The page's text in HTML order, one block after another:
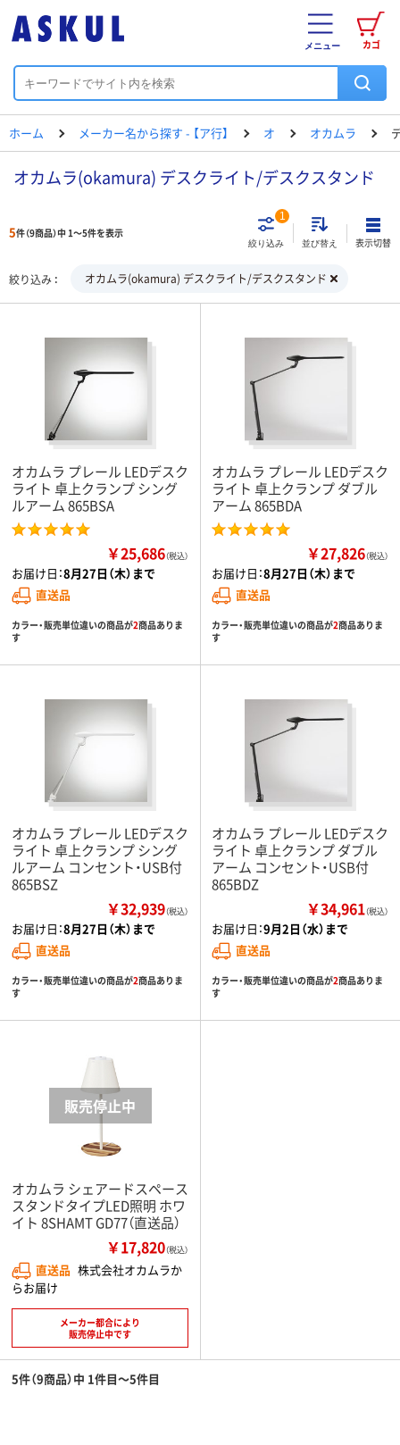
カゴ
メニュー
ホーム メーカー名から探す - 【ア行】 オ オカムラ
オカムラ(okamura) デスクライト/デスクスタンド
5件（9商品）中 1～5件を表示
絞り込み
1
並び替え 表示切替
絞り込み オカムラ(okamura) デスクライト/デスクスタンド
オカムラ プレール LEDデスク
ライト 卓上クランプ シング
ルアーム 865BSA
￥25,686（税込）
お届け日：8月27日（木）まで
直送品
カラー・販売単位違いの商品が2商品ありま
す
オカムラ プレール LEDデスク
ライト 卓上クランプ ダブル
アーム 865BDA
￥27,826（税込）
お届け日：8月27日（木）まで
直送品
カラー・販売単位違いの商品が2商品ありま
す
オカムラ プレール LEDデスク
ライト 卓上クランプ シング
ルアーム コンセント・USB付
865BSZ
￥32,939（税込）
お届け日：8月27日（木）まで
直送品
カラー・販売単位違いの商品が2商品ありま
す
オカムラ プレール LEDデスク
ライト 卓上クランプ ダブル
アーム コンセント・USB付
865BDZ
￥34,961（税込）
お届け日：9月2日（水）まで
直送品
カラー・販売単位違いの商品が2商品ありま
す
オカムラ シェアードスペース
スタンドタイプLED照明 ホワ
イト 8SHAMT GD77（直送品）
￥17,820（税込）
直送品 株式会社オカムラか
らお届け
メーカー都合により
販売停止中です
5件（9商品）中 1件目～5件目